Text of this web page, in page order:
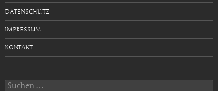
DATENSCHUTZ
IMPRESSUM
KONTAKT
S